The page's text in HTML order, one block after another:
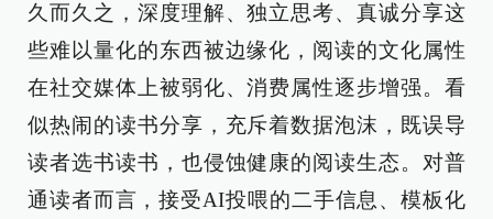
久而久之，深度理解、独立思考、真诚分享这
些难以量化的东西被边缘化，阅读的文化属性
在社交媒体上被弱化、消费属性逐步增强。看
似热闹的读书分享，充斥着数据泡沫，既误导
读者选书读书，也侵蚀健康的阅读生态。对普
通读者而言，接受AI投喂的二手信息、模板化